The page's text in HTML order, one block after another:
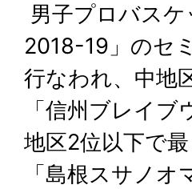
男子プロバス
2018-19」のセ
行なわれ、中地
「信州ブレイ
地区2位以下で
「島根スサノ